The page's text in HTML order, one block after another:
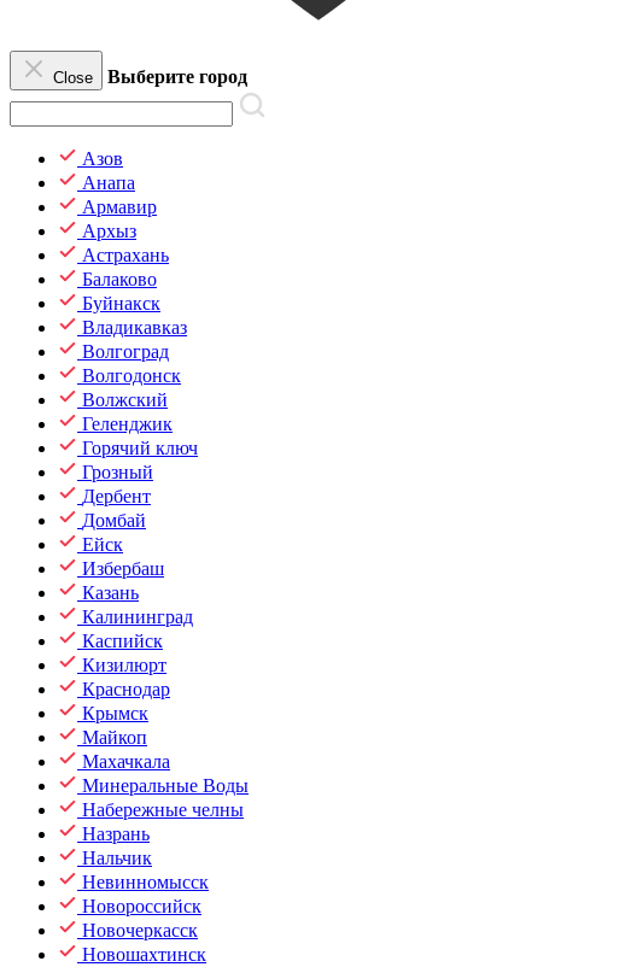
Close Выберите город
Азов
Анапа
Армавир
Архыз
Астрахань
Балаково
Буйнакск
Владикавказ
Волгоград
Волгодонск
Волжский
Геленджик
Горячий ключ
Грозный
Дербент
Домбай
Ейск
Избербаш
Казань
Калининград
Каспийск
Кизилюрт
Краснодар
Крымск
Майкоп
Махачкала
Минеральные Воды
Набережные челны
Назрань
Нальчик
Невинномысск
Новороссийск
Новочеркасск
Новошахтинск